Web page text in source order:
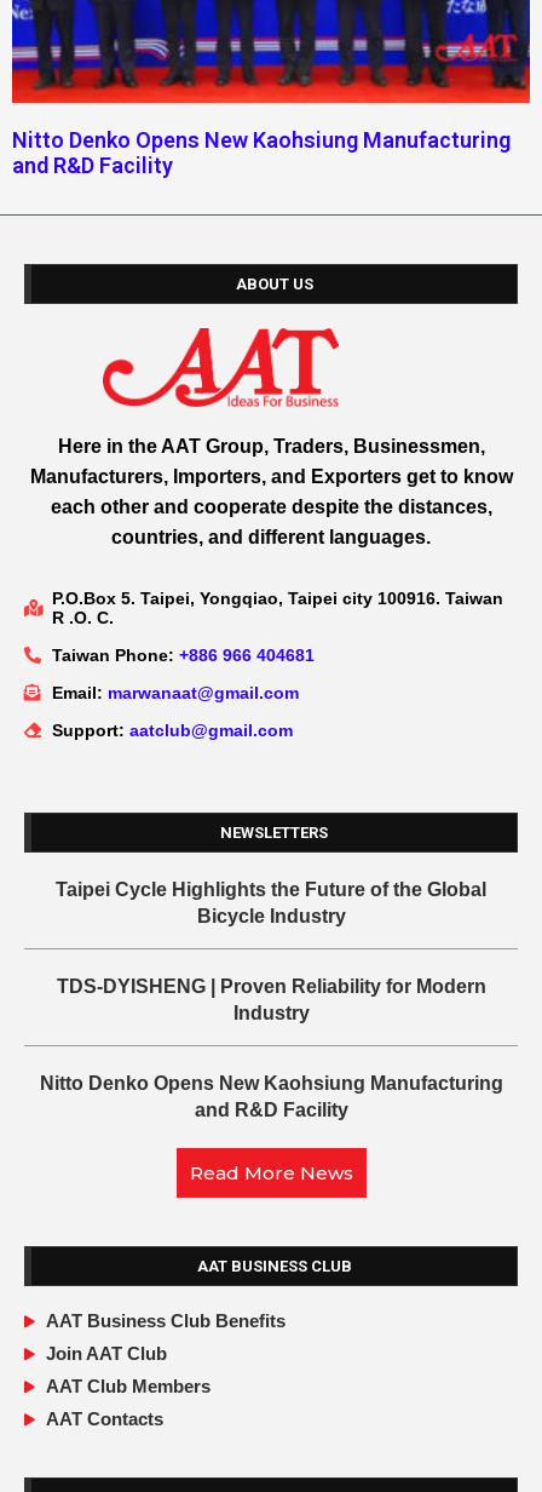
Nitto Denko Opens New Kaohsiung Manufacturing
and R&D Facility
ABOUT US
Here in the AAT Group, Traders, Businessmen,
Manufacturers, Importers, and Exporters get to know
each other and cooperate despite the distances,
countries, and different languages.
P.O.Box 5. Taipei, Yongqiao, Taipei city 100916. Taiwan
R .O. C.
Taiwan Phone: +886 966 404681
Email: marwanaat@gmail.com
Support: aatclub@gmail.com
NEWSLETTERS
Taipei Cycle Highlights the Future of the Global
Bicycle Industry
TDS-DYISHENG | Proven Reliability for Modern
Industry
Nitto Denko Opens New Kaohsiung Manufacturing
and R&D Facility
Read More News
AAT BUSINESS CLUB
AAT Business Club Benefits
Join AAT Club
AAT Club Members
AAT Contacts